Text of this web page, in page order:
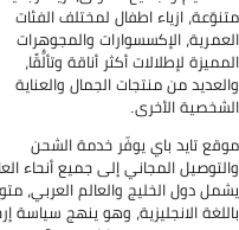
ازياء اطفال لمختلف الفئات
الإكسسوارات والمجوهرات
لإطلالات أكثر أناقة وتألُّقًا،
من منتجات الجمال والعناية
الأخرى.
تايد باي يوفّر خدمة الشحن
المجاني إلى جميع أنحاء
دول الخليج والعالم العربي،
الانجليزية، وهو ينهج سياسة